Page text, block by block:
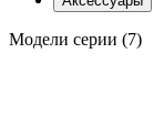
Модели серии (7)